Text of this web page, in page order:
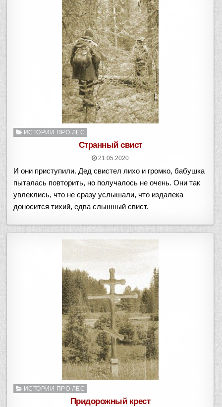
Опубликовано
ИСТОРИИ ПРО ЛЕС
Странный свист
21.05.2020
И они приступили. Дед свистел лихо и громко, бабушка
пыталась повторить, но получалось не очень. Они так
увлеклись, что не сразу услышали, что издалека
доносится тихий, едва слышный свист.
Опубликовано
ИСТОРИИ ПРО ЛЕС
Придорожный крест